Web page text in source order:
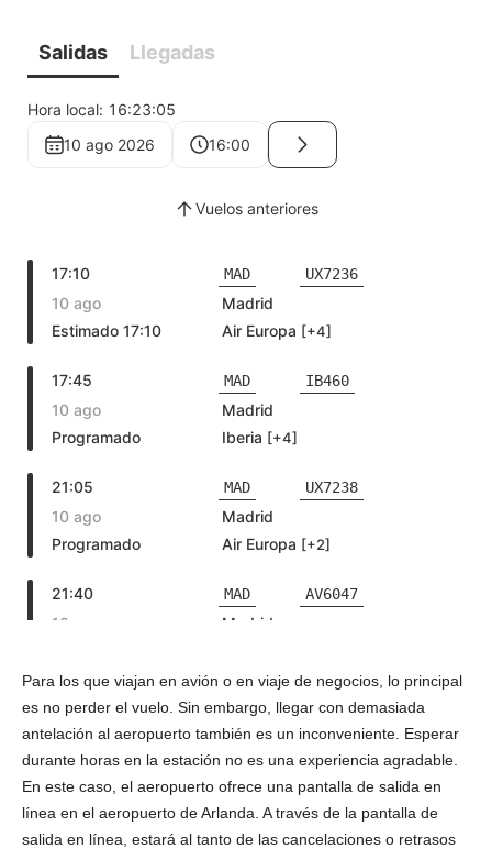
Para los que viajan en avión o en viaje de negocios, lo principal
es no perder el vuelo. Sin embargo, llegar con demasiada
antelación al aeropuerto también es un inconveniente. Esperar
durante horas en la estación no es una experiencia agradable.
En este caso, el aeropuerto ofrece una pantalla de salida en
línea en el aeropuerto de Arlanda. A través de la pantalla de
salida en línea, estará al tanto de las cancelaciones o retrasos